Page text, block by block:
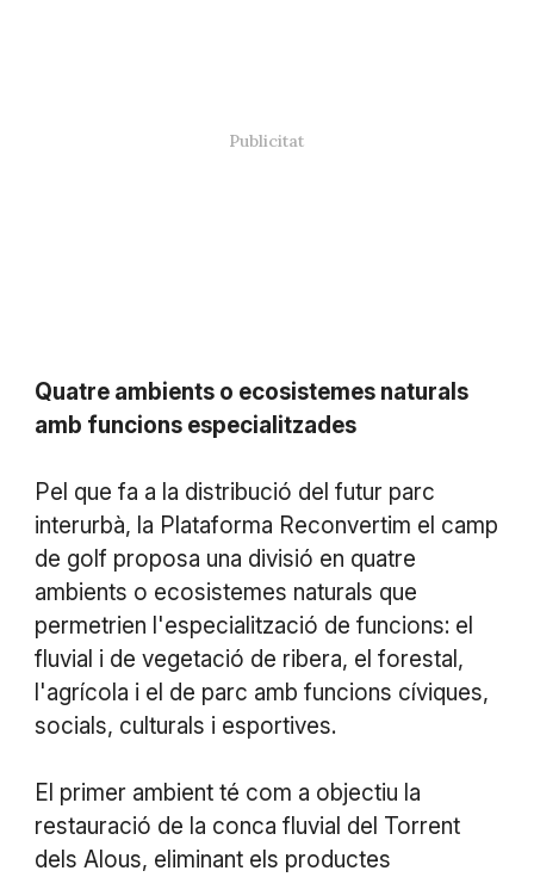
Quatre ambients o ecosistemes naturals
amb funcions especialitzades
Pel que fa a la distribució del futur parc
interurbà, la Plataforma Reconvertim el camp
de golf proposa una divisió en quatre
ambients o ecosistemes naturals que
permetrien l'especialització de funcions: el
fluvial i de vegetació de ribera, el forestal,
l'agrícola i el de parc amb funcions cíviques,
socials, culturals i esportives.
El primer ambient té com a objectiu la
restauració de la conca fluvial del Torrent
dels Alous, eliminant els productes